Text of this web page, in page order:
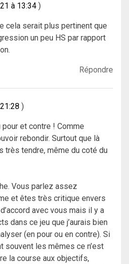
à 13:34
cela serait plus pertinent que
un peu HS par rapport
Répondre
et contre ! Comme
rebondir. Surtout que là
très tendre, même du coté du
Vous parlez assez
et êtes très critique envers
avec vous mais il y a
dans ce jeu que j’aurais bien
(en pour ou en contre). Si
souvent les mêmes ce n’est
la course aux objectifs,